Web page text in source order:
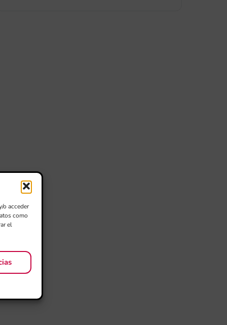
o acceder
como
el